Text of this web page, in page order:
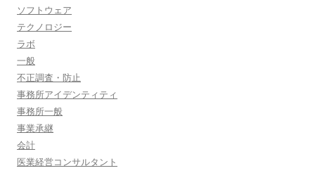
ソフトウェア
テクノロジー
ラボ
一般
不正調査・防止
事務所アイデンティティ
事務所一般
事業承継
会計
医業経営コンサルタント